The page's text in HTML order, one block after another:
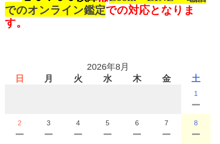
でのオンライン鑑定での対応となりま
す。
2026年8月
日
月 火 水 木 金 土
1
2 3 4 5 6 7 8